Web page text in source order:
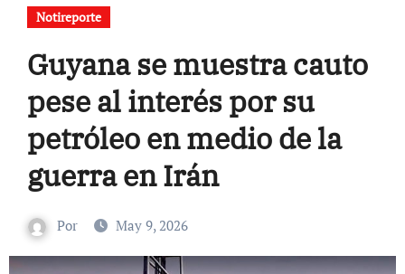
Notireporte
Guyana se muestra cauto
pese al interés por su
petróleo en medio de la
guerra en Irán
Por May 9, 2026